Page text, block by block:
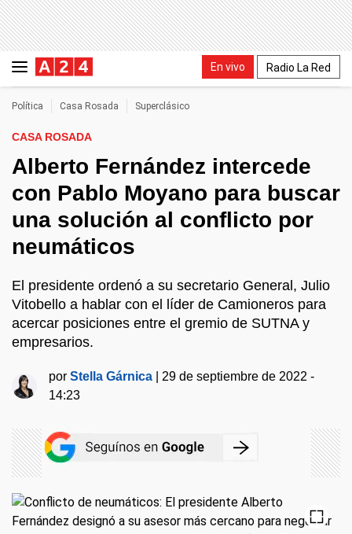
En vivo Radio La Red
Política Casa Rosada Superclásico
CASA ROSADA
Alberto Fernández intercede
con Pablo Moyano para buscar
una solución al conflicto por
neumáticos
El presidente ordenó a su secretario General, Julio
Vitobello a hablar con el líder de Camioneros para
acercar posiciones entre el gremio de SUTNA y
empresarios.
porStella Gárnica
29 de septiembre de 2022 -
14:23